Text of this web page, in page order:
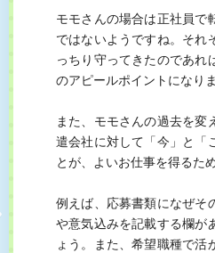
モモさんの場合は正社員で
ではないようですね。それ
っちり守ってきたのであれ
のアピールポイントになりま
また、モモさんの過去を変
遣会社に対して「今」と「
とが、よいお仕事を得るた
例えば、応募書類になぜそ
や意気込みを記載する欄が
ょう。また、希望職種で